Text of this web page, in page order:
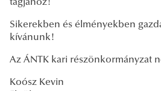
tagjához!
Sikerekben és élményekben
kívánunk!
Az ÁNTK kari részönkormányzat
Koósz Kevin